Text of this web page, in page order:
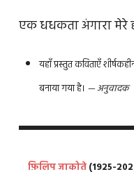
एक धधकता अंगारा मेरे
यहाँ प्रस्तुत कविताएँ
बनाया गया है। — अनुवादक
फ़िलिप जाकोते(1925-